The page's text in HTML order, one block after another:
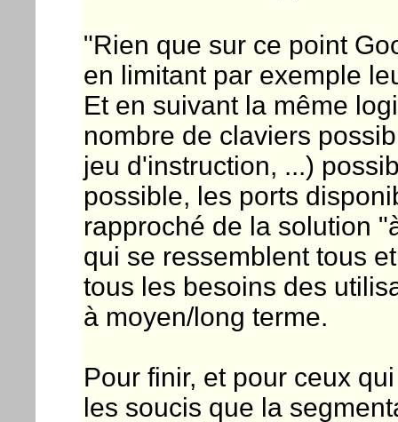
"Rien que sur ce point
en limitant par exemple
Et en suivant la même
nombre de claviers
jeu d'instruction, ...)
possible, les ports
rapproché de la solution
qui se ressemblent tous
tous les besoins des
à moyen/long terme.
Pour finir, et pour ceux
les soucis que la